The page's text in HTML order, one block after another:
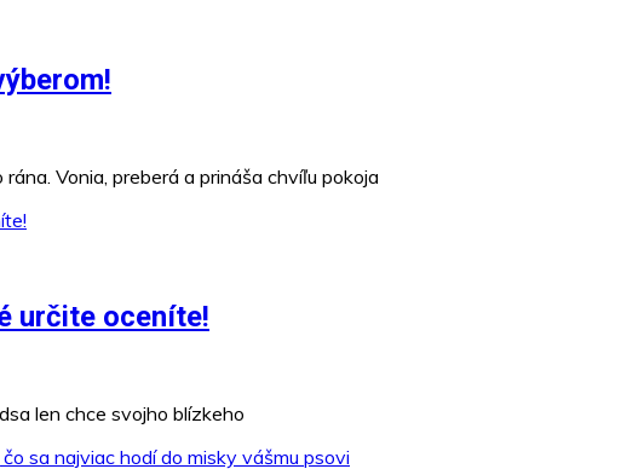
Vonia, preberá a prináša chvíľu pokoja
určite oceníte!
len chce svojho blízkeho